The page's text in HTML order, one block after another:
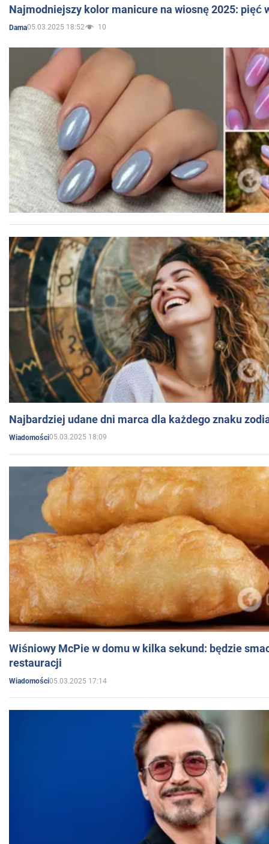
Najmodniejszy kolor manicure na wiosnę 2025: pięć
Dama05.03.2025 18:52 10
Najbardziej udane dni marca dla każdego znaku
Wiadomości05.03.2025 18:09
Wiśniowy McPie w domu w kilka sekund: będzie
restauracji
Wiadomości05.03.2025 17:14